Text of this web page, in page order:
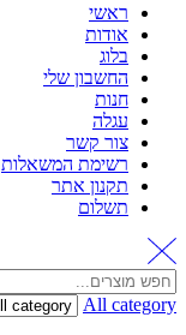
ראשי
אודות
בלוג
החשבון שלי
חנות
עגלה
צור קשר
רשימת המשאלות
תקנון אתר
תשלום
All category